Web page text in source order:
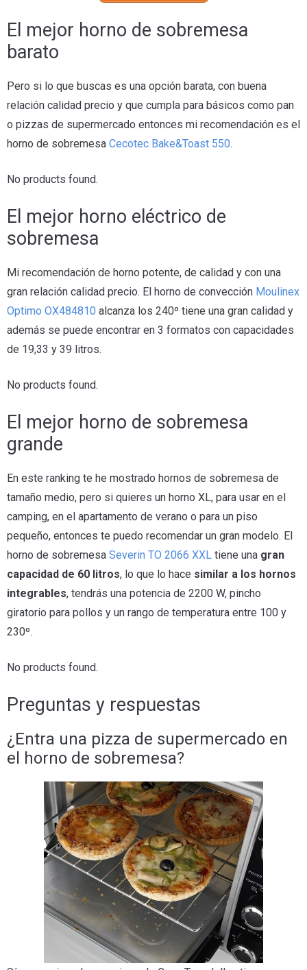
El mejor horno de sobremesa
barato
Pero si lo que buscas es una opción barata, con buena
relación calidad precio y que cumpla para básicos como pan
o pizzas de supermercado entonces mi recomendación es el
horno de sobremesa Cecotec Bake&Toast 550.
No products found.
El mejor horno eléctrico de
sobremesa
Mi recomendación de horno potente, de calidad y con una
gran relación calidad precio. El horno de convección Moulinex
Optimo OX484810 alcanza los 240º tiene una gran calidad y
además se puede encontrar en 3 formatos con capacidades
de 19,33 y 39 litros.
No products found.
El mejor horno de sobremesa
grande
En este ranking te he mostrado hornos de sobremesa de
tamaño medio, pero si quieres un horno XL, para usar en el
camping, en el apartamento de verano o para un piso
pequeño, entonces te puedo recomendar un gran modelo. El
horno de sobremesa Severin TO 2066 XXL tiene una gran
capacidad de 60 litros, lo que lo hace similar a los hornos
integrables, tendrás una potencia de 2200 W, pincho
giratorio para pollos y un rango de temperatura entre 100 y
230º.
No products found.
Preguntas y respuestas
¿Entra una pizza de supermercado en
el horno de sobremesa?